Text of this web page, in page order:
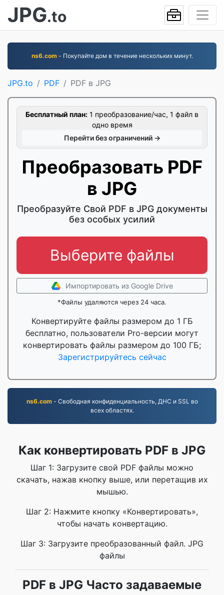
JPG.to
ns6.com- Покупайте дом в течение нескольких минут.
JPG.to PDF PDF в JPG
Бесплатный план: 1 преобразование/час, 1 файл в
одно время
Перейти без ограничений →
Преобразовать PDF
в JPG
Преобразуйте Свой PDF в JPG документы
без особых усилий
Выберите файлы
Импортировать из Google Drive
*Файлы удаляются через 24 часа.
Конвертируйте файлы размером до 1 ГБ
бесплатно, пользователи Pro-версии могут
конвертировать файлы размером до 100 ГБ;
Зарегистрируйтесь сейчас
ns6.com- Свободная конфиденциальность, ДНС и SSL во
всех областях.
Как конвертировать PDF в JPG
Шаг 1: Загрузите свой PDF файлы можно
скачать, нажав кнопку выше, или перетащив их
мышью.
Шаг 2: Нажмите кнопку «Конвертировать»,
чтобы начать конвертацию.
Шаг 3: Загрузите преобразованный файл. JPG
файлы
PDF в JPG Часто задаваемые